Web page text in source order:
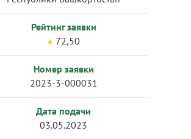
Рейтинг заявки
72,50
Номер заявки
2023-3-000031
Дата подачи
03.05.2023